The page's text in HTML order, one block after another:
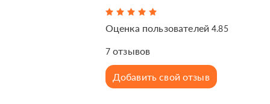
Оценка пользователей4.85
7отзывов
Добавить свой отзыв